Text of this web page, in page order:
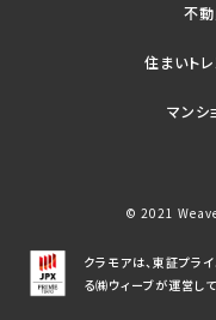
不
住まいト
マンシ
© 2021
クラモアは、東証プラ
る㈱ウィーブが運営して